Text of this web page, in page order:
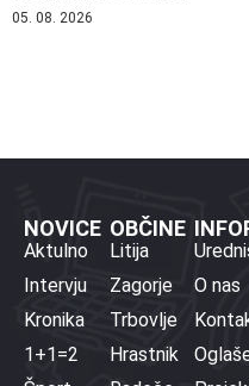
05. 08. 2026
NOVICE
Aktulno
Intervju
Kronika
1+1=2
OBČINE
Litija
Zagorje
Trbovlje
Hrastnik
O nas